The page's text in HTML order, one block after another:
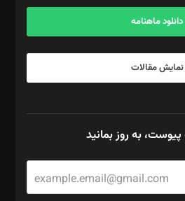
دانلود ماهنامه
نمایش مقالات
پیوست، به روز بمانید